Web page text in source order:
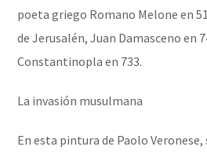
poeta griego Romano Melone en
de Jerusalén, Juan Damasceno en
Constantinopla en 733.
La invasión musulmana
En esta pintura de Paolo